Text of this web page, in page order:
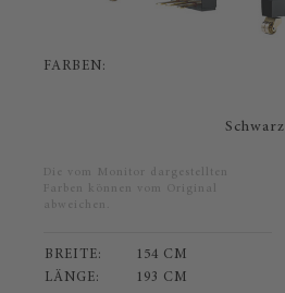
FARBEN:
Schwarz
Die vom Monitor dargestellten
Farben können vom Original
abweichen.
BREITE:
154 CM
LÄNGE:
193 CM